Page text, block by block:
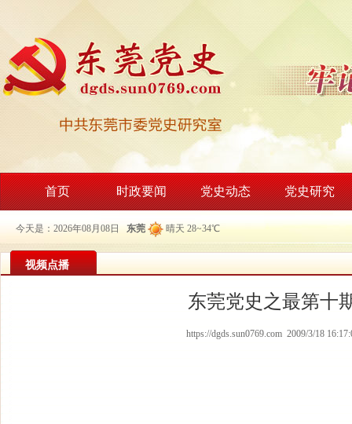
首页 时政要闻 党史动态 党史研究
今天是：2026年08月08日 东莞 晴天 28~34℃
视频点播
东莞党史之最第十
https://dgds.sun0769.com 2009/3/18